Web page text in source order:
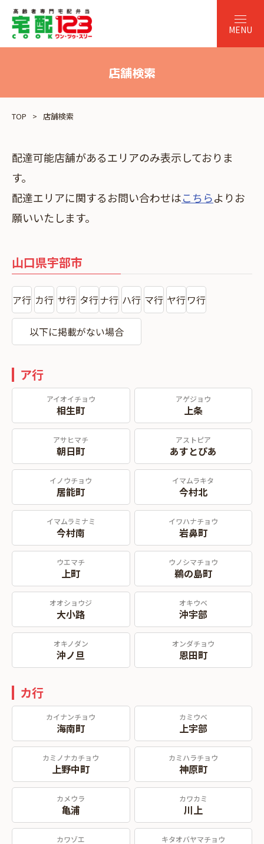
店舗検索
TOP 店舗検索
配達可能店舗があるエリアのみ表示しておりま
す。
配達エリアに関するお問い合わせはこちらよりお
願いいたします。
山口県宇部市
ア行 カ行 サ行 タ行ナ行 ハ行 マ行 ヤ行ワ行
以下に掲載がない場合
ア行
アイオイチョウ
相生町
アゲジョウ
上条
アサヒマチ
朝日町
アストピア
あすとぴあ
イノウチョウ
居能町
イマムラキタ
今村北
イマムラミナミ
今村南
イワハナチョウ
岩鼻町
ウエマチ
上町
ウノシマチョウ
鵜の島町
オオショウジ
大小路
オキウベ
沖宇部
オキノダン
沖ノ旦
オンダチョウ
恩田町
カ行
カイナンチョウ
海南町
カミウベ
上宇部
カミノナカチョウ
上野中町
カミハラチョウ
神原町
カメウラ
亀浦
カワカミ
川上
カワゾエ キタオバヤマチョウ